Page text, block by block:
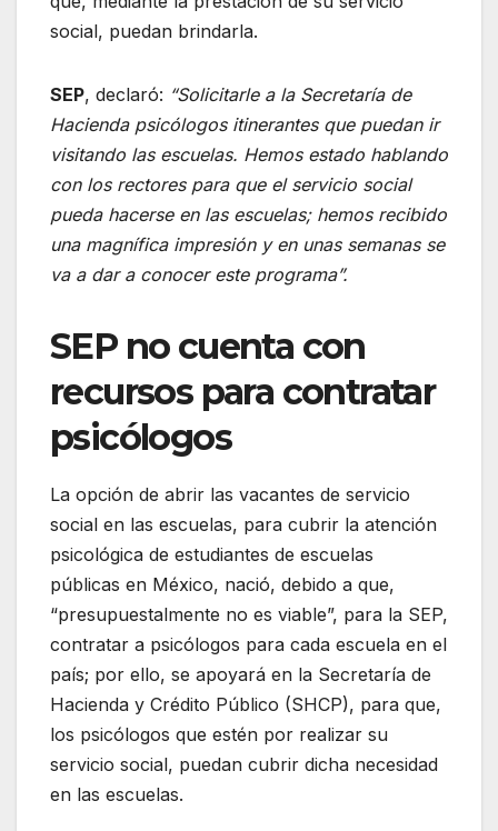
social, puedan brindarla.
SEP, declaró: “Solicitarle a la Secretaría de
Hacienda psicólogos itinerantes que puedan ir
visitando las escuelas. Hemos estado hablando
con los rectores para que el servicio social
pueda hacerse en las escuelas; hemos recibido
una magnífica impresión y en unas semanas se
va a dar a conocer este programa”.
SEP no cuenta con
recursos para contratar
psicólogos
La opción de abrir las vacantes de servicio
social en las escuelas, para cubrir la atención
psicológica de estudiantes de escuelas
públicas en México, nació, debido a que,
“presupuestalmente no es viable”, para la SEP,
contratar a psicólogos para cada escuela en el
país; por ello, se apoyará en la Secretaría de
Hacienda y Crédito Público (SHCP), para que,
los psicólogos que estén por realizar su
servicio social, puedan cubrir dicha necesidad
en las escuelas.